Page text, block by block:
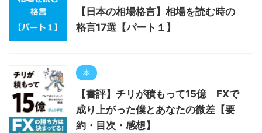
【日本の相場格言】相場を読む時の
格言17選【パート１】
本
【書評】チリが積もって15億 FXで
成り上がった僕とあなたの微差【要
約・目次・感想】